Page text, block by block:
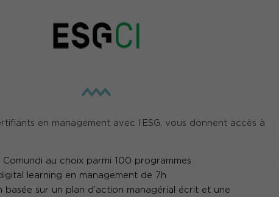
en management avec l’ESG, vous donnent accès à
au choix parmi 100 programmes
learning en management de 7h
basée sur un plan d’action managérial écrit et une